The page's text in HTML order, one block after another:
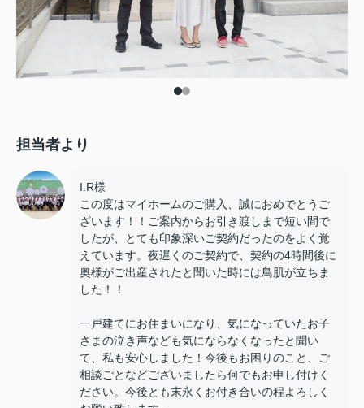
担当者より
I.R様
この度はマイホームのご購入、誠におめでとうご
ざいます！！ご案内からお引き渡しまで短い間で
したが、とても印象深いご契約だったのをよく覚
えています。夜遅くのご契約で、契約の4時間後に
奥様がご出産されたと聞いた時には鳥肌が立ちま
した！！
一戸建てにお住まいになり、気になっていたお子
さまの泣き声なども気にならなくなったと聞い
て、私も安心しました！今後もお困りのこと、ご
相談ごとなどございましたら何でもお申し付けく
ださい。今後とも末永くお付き合いの程よろしく